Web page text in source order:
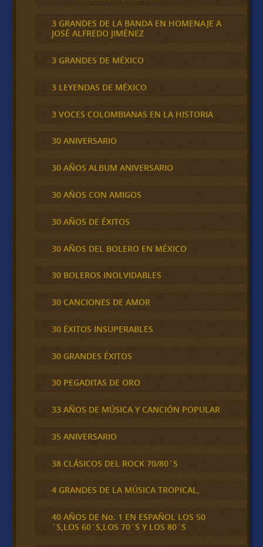
3 GRANDES DE LA BANDA EN HOMENAJE A
JOSÉ ALFREDO JIMÉNEZ
3 GRANDES DE MÉXICO
3 LEYENDAS DE MÉXICO
3 VOCES COLOMBIANAS EN LA HISTORIA
30 ANIVERSARIO
30 AÑOS ALBUM ANIVERSARIO
30 AÑOS CON AMIGOS
30 AÑOS DE ÉXITOS
30 AÑOS DEL BOLERO EN MÉXICO
30 BOLEROS INOLVIDABLES
30 CANCIONES DE AMOR
30 ÉXITOS INSUPERABLES
30 GRANDES ÉXITOS
30 PEGADITAS DE ORO
33 AÑOS DE MÚSICA Y CANCIÓN POPULAR
35 ANIVERSARIO
38 CLÁSICOS DEL ROCK 70/80´S
4 GRANDES DE LA MÚSICA TROPICAL,
40 AÑOS DE No. 1 EN ESPAÑOL LOS 50
´S,LOS 60´S,LOS 70´S Y LOS 80´S